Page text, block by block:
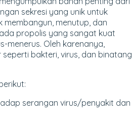
sekresi yang unik untuk
membangun, menutup, dan
propolis yang sangat kuat
Oleh karenanya,
bakteri, virus, dan binatang
serangan virus/penyakit dan